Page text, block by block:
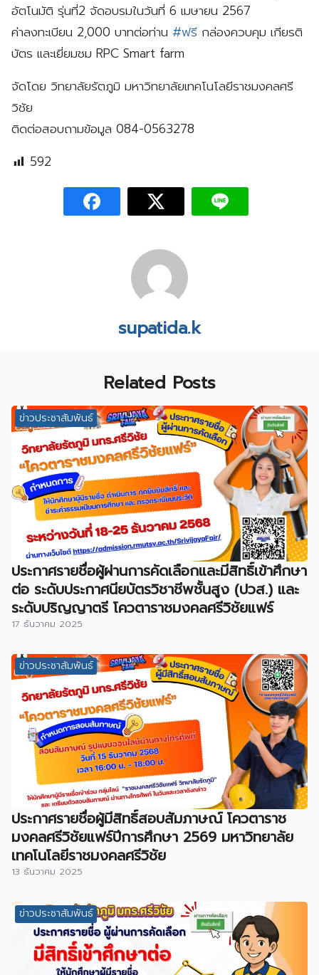
อัตโนมัติ รุ่นที่2 จัดอบรมในวันที่ 6 เมษายน 2567
ค่าลงทะเบียน 2,000 บาทต่อท่าน #ฟรี กล่องควบคุม เกียรติ
บัตร และเยี่ยมชม RPC Smart farm
จัดโดย วิทยาลัยรัตภูมิ มหาวิทยาลัยเทคโนโลยีราชมงคลศรี
วิชัย
ติดต่อสอบถามข้อมูล 084-0563278
592
supatida.k
Related Posts
ข่าวประชาสัมพันธ์
ประกาศรายชื่อผู้ผ่านการคัดเลือกและมีสิทธิ์เข้าศึกษา
ต่อ ระดับประกาศนียบัตรวิชาชีพชั้นสูง (ปวส.) และ
ระดับปริญญาตรี โควตาราชมงคลศรีวิชัยแฟร์
17 ธันวาคม 2025
ข่าวประชาสัมพันธ์
ประกาศรายชื่อผู้มีสิทธิ์สอบสัมภาษณ์ โควตาราช
มงคลศรีวิชัยแฟร์ปีการศึกษา 2569 มหาวิทยาลัย
เทคโนโลยีราชมงคลศรีวิชัย
13 ธันวาคม 2025
ข่าวประชาสัมพันธ์